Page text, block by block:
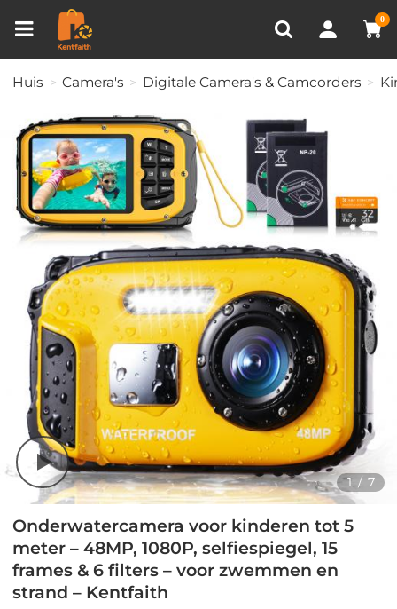
0
RECENT BEKEKEN
Huis Camera's Digitale Camera's & Camcorders
1 / 7
Onderwatercamera voor kinderen tot 5
meter – 48MP, 1080P, selfiespiegel, 15
frames & 6 filters – voor zwemmen en
strand – Kentfaith